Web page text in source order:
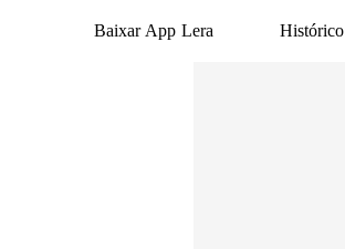
Baixar App Lera Histórico